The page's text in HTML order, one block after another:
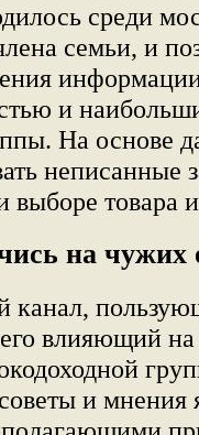
среди
семьи, и
и
На основе
неписанные
выборе товара
на чужих
канал,
влияющий
и мнения